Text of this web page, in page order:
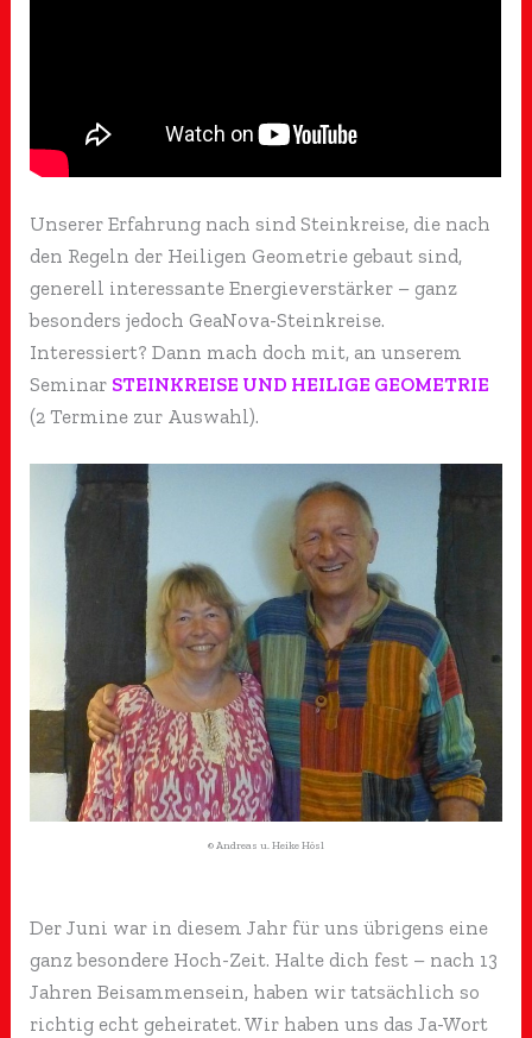
Unserer Erfahrung nach sind Steinkreise, die nach
den Regeln der Heiligen Geometrie gebaut sind,
generell interessante Energieverstärker – ganz
besonders jedoch GeaNova-Steinkreise.
Interessiert? Dann mach doch mit, an unserem
Seminar STEINKREISE UND HEILIGE GEOMETRIE
(2 Termine zur Auswahl).
© Andreas u. Heike Hösl
Der Juni war in diesem Jahr für uns übrigens eine
ganz besondere Hoch-Zeit. Halte dich fest – nach 13
Jahren Beisammensein, haben wir tatsächlich so
richtig echt geheiratet. Wir haben uns das Ja-Wort